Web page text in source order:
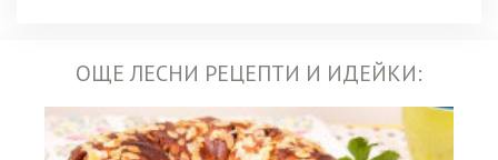
ОЩЕ ЛЕСНИ РЕЦЕПТИ И ИДЕЙКИ: